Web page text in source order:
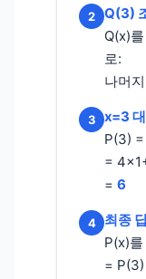
2
Q(3)
Q(x)
로:
나머
3
x=3
P(3)
=
= 6
4
최종
P(x)
=